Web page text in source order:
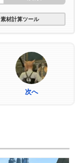
素材計算ツール
次へ